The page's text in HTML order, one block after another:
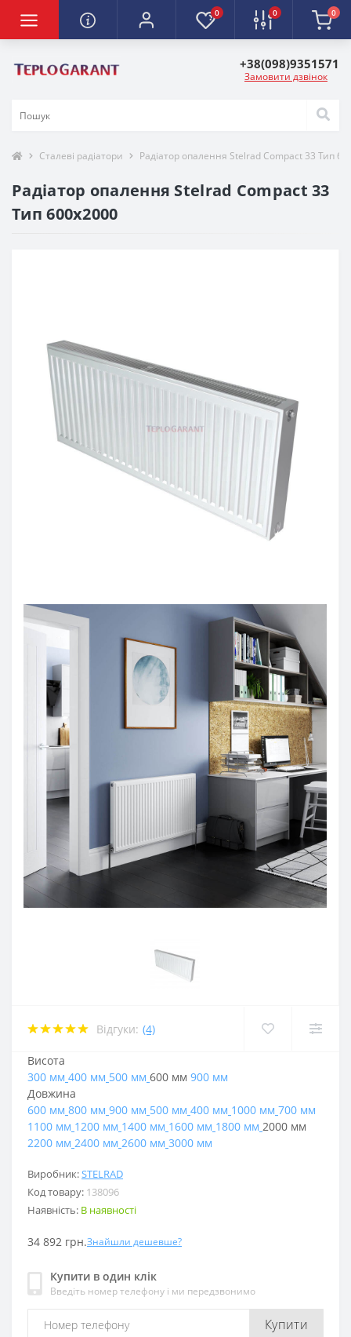
0 0 0
+38(098)9351571
Замовити дзвінок
Сталеві радіатори Радіатор опалення Stelrad Compact 33 Тип
Радіатор опалення Stelrad Compact 33
Тип 600х2000
Відгуки: (4)
Виробник:STELRAD
Код товару: 138096
Наявність: В наявності
34 892 грн.Знайшли дешевше?
Купити в один клік
Введіть номер телефону і ми передзвонимо
Купити
Висота
300 мм 400 мм 500 мм 600 мм 900 мм
Довжина
600 мм 800 мм 900 мм 500 мм 400 мм 1000 мм 700 мм
1100 мм 1200 мм 1400 мм 1600 мм 1800 мм 2000 мм
2200 мм 2400 мм 2600 мм 3000 мм